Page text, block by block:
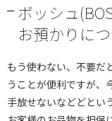
ボッシュ
お預かりに
もう使わない、不要だ
うことが便利ですが、
手放せないなどどとい